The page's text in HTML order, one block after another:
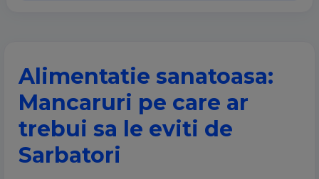
Alimentatie sanatoasa:
Mancaruri pe care ar
trebui sa le eviti de
Sarbatori